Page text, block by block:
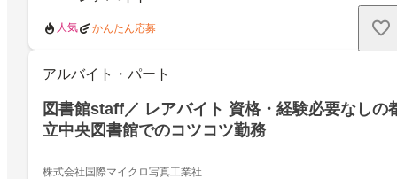
人気 かんたん応募
アルバイト・パート
図書館staff／ レアバイト 資格・経験必要なしの
立中央図書館でのコツコツ勤務
株式会社国際マイクロ写真工業社